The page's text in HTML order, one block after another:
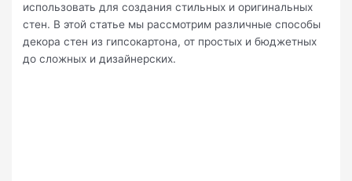
использовать для создания стильных и оригинальных
стен. В этой статье мы рассмотрим различные способы
декора стен из гипсокартона, от простых и бюджетных
до сложных и дизайнерских.